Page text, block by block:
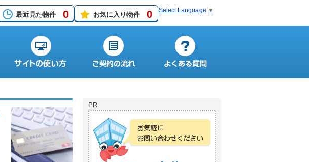
最近見た物件 0 お気に入り物件 0 Select Language ▼
PR